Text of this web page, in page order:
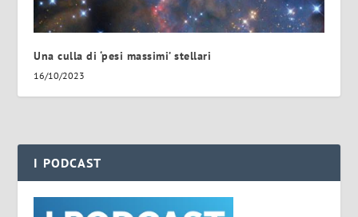
Una culla di ‘pesi massimi’ stellari
16/10/2023
I PODCAST